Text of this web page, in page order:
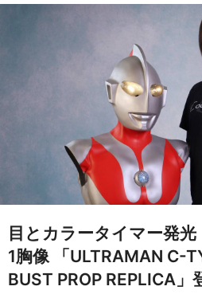
目とカラータイマー発
1胸像 「ULTRAMAN C-
BUST PROP REPLICA」